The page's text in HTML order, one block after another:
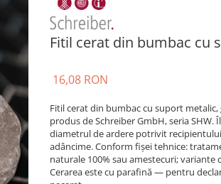
Fitil cerat din bumbac cu
16,08 RON
Fitil cerat din bumbac cu suport
produs de Schreiber GmbH, seria
diametrul de ardere potrivit
adâncime. Conform fișei tehnice:
naturale 100% sau amestecuri; variante
Cerarea este cu parafină — pentru